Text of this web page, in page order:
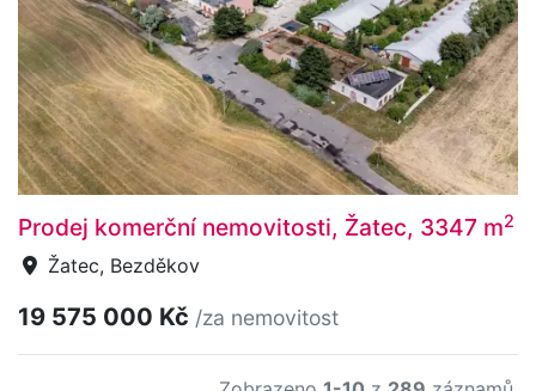
Prodej komerční nemovitosti, Žatec, 3347 m2
Žatec, Bezděkov
19 575 000 Kč /za nemovitost